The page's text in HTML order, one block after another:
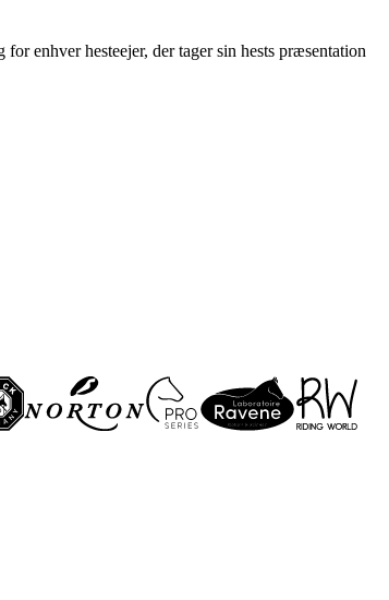
enhver hesteejer, der tager sin hests præsentation